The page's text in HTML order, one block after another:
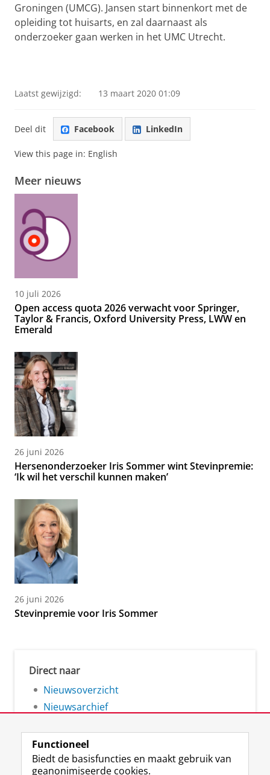
Groningen (UMCG). Jansen start binnenkort met de
opleiding tot huisarts, en zal daarnaast als
onderzoeker gaan werken in het UMC Utrecht.
Laatst gewijzigd: 13 maart 2020 01:09
Deel dit Facebook LinkedIn
View this page in: English
Meer nieuws
10 juli 2026
Open access quota 2026 verwacht voor Springer,
Taylor & Francis, Oxford University Press, LWW en
Emerald
26 juni 2026
Hersenonderzoeker Iris Sommer wint Stevinpremie:
‘Ik wil het verschil kunnen maken’
26 juni 2026
Stevinpremie voor Iris Sommer
Direct naar
Nieuwsoverzicht
Nieuwsarchief
Functioneel
Biedt de basisfuncties en maakt gebruik van
geanonimiseerde cookies.